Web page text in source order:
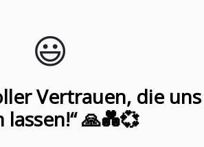
😃️
Vertrauen, die uns
🙏💑💞